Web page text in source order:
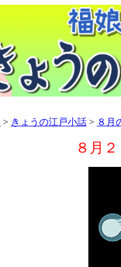
> きょうの江戸小話 > ８月
８月